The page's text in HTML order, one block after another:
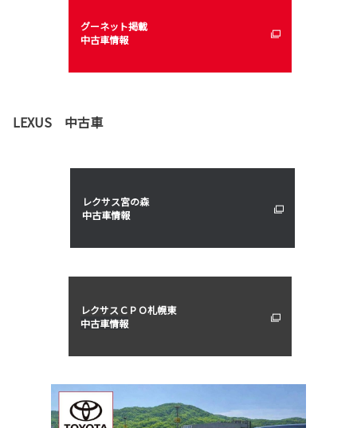
グーネット掲載
中古車情報
LEXUS 中古車
レクサス宮の森
中古車情報
レクサスＣＰＯ札幌東
中古車情報